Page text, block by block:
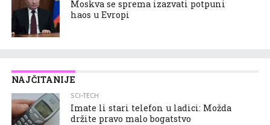
Moskva se sprema izazvati potpuni
haos u Evropi
NAJČITANIJE
SCI-TECH
Imate li stari telefon u ladici: Možda
držite pravo malo bogatstvo